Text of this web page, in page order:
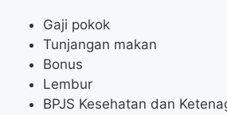
Gaji pokok
Tunjangan makan
Bonus
Lembur
BPJS Kesehatan dan